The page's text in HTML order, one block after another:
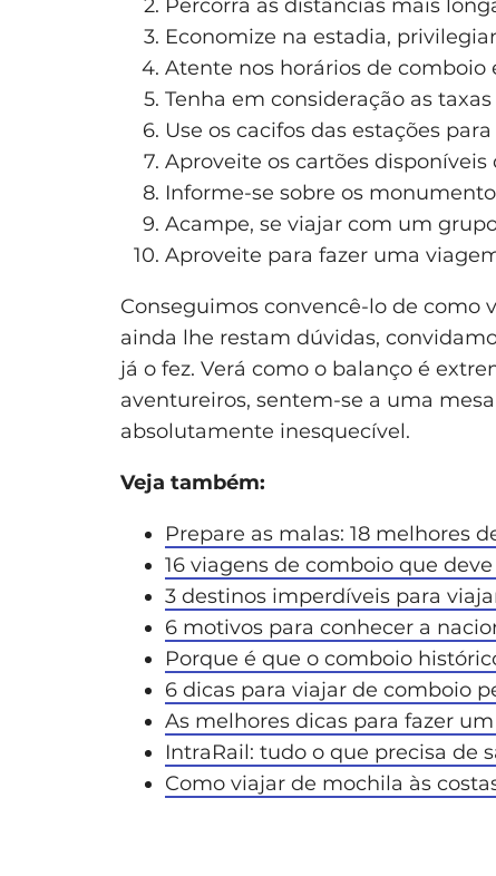
Percorra as distâncias mais
Economize na estadia,
Atente nos horários de comboio
Tenha em consideração as
Use os cacifos das estações
Aproveite os cartões disponíveis
Informe-se sobre os
Acampe, se viajar com um
Aproveite para fazer uma
Conseguimos convencê-lo de como
ainda lhe restam dúvidas,
já o fez. Verá como o balanço é
aventureiros, sentem-se a uma
absolutamente inesquecível.
Veja também:
Prepare as malas: 18 melhores
16 viagens de comboio que
3 destinos imperdíveis para
6 motivos para conhecer a
Porque é que o comboio
6 dicas para viajar de comboio
As melhores dicas para fazer
IntraRail: tudo o que precisa de
Como viajar de mochila às